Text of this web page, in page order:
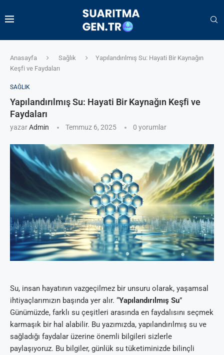
Anasayfa Sağlık
Yapılandırılmış Su: Hayati Bir Kaynağın
Keşfi ve Faydaları
SAĞLIK
Yapılandırılmış Su: Hayati Bir Kaynağın Keşfi ve
Faydaları
yazarAdmin Temmuz 6, 2025 0 yorumlar
Su, insan hayatının vazgeçilmez bir unsuru olarak, yaşamsal
ihtiyaçlarımızın başında yer alır. “Yapılandırılmış Su”
Günümüzde, farklı su çeşitleri arasında en faydalısını seçmek
karmaşık bir hal alabilir. Bu yazımızda, yapılandırılmış su ve
sağladığı faydalar üzerine önemli bilgileri sizlerle
paylaşıyoruz. Bu bilgiler, günlük su tüketiminizde bilinçli